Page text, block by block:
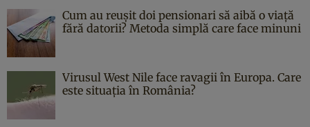
Cum au reușit doi pensionari să aibă o viață
fără datorii? Metoda simplă care face minuni
Virusul West Nile face ravagii în Europa. Care
este situația în România?